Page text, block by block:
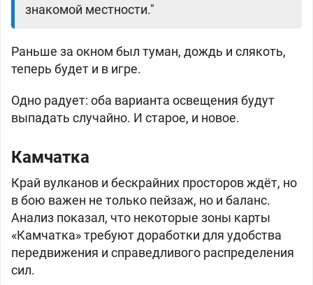
знакомой местности."
Раньше за окном был туман, дождь и слякоть,
теперь будет и в игре.
Одно радует: оба варианта освещения будут
выпадать случайно. И старое, и новое.
Камчатка
Край вулканов и бескрайних просторов ждёт, но
в бою важен не только пейзаж, но и баланс.
Анализ показал, что некоторые зоны карты
«Камчатка» требуют доработки для удобства
передвижения и справедливого распределения
сил.